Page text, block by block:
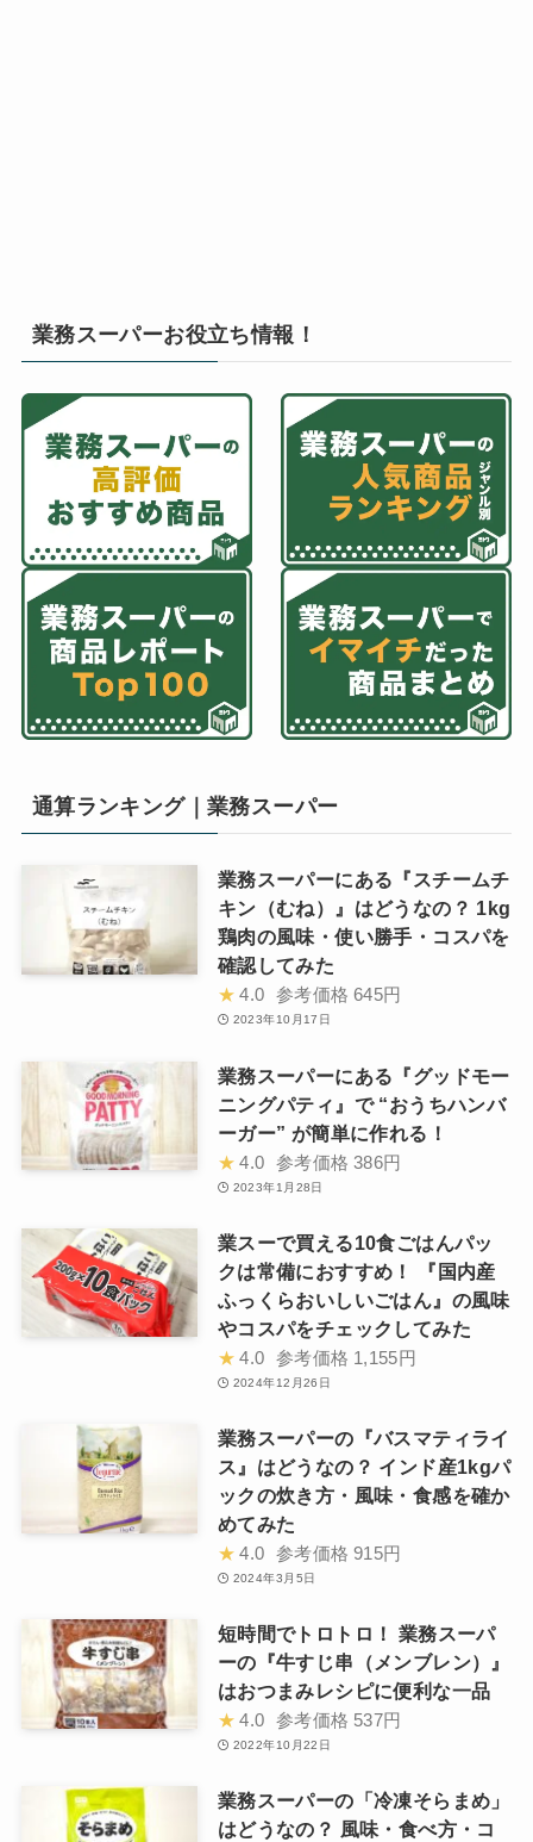
業務スーパーお役立ち情報！
通算ランキング｜業務スーパー
業務スーパーにある『スチームチ
キン（むね）』はどうなの？ 1kg
鶏肉の風味・使い勝手・コスパを
確認してみた
★ 4.0 参考価格 645円
2023年10月17日
業務スーパーにある『グッドモー
ニングパティ』で “おうちハンバ
ーガー” が簡単に作れる！
★ 4.0 参考価格 386円
2023年1月28日
業スーで買える10食ごはんパッ
クは常備におすすめ！ 『国内産
ふっくらおいしいごはん』の風味
やコスパをチェックしてみた
★ 4.0 参考価格 1,155円
2024年12月26日
業務スーパーの『バスマティライ
ス』はどうなの？ インド産1kgパ
ックの炊き方・風味・食感を確か
めてみた
★ 4.0 参考価格 915円
2024年3月5日
短時間でトロトロ！ 業務スーパ
ーの『牛すじ串（メンブレン）』
はおつまみレシピに便利な一品
★ 4.0 参考価格 537円
2022年10月22日
業務スーパーの「冷凍そらまめ」
はどうなの？ 風味・食べ方・コ